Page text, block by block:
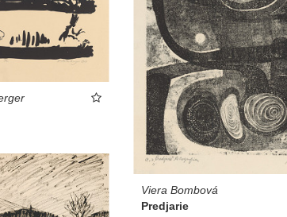
Viera Bombová
Predjarie